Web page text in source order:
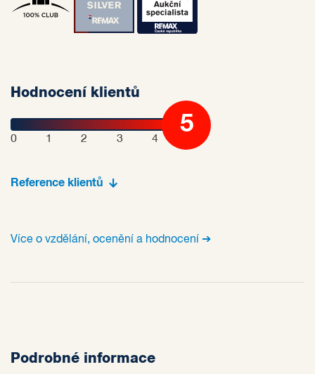
Hodnocení klientů
0 1 2 3 4
5
Reference klientů
Více o vzdělání, ocenění a hodnocení ➔
Podrobné informace